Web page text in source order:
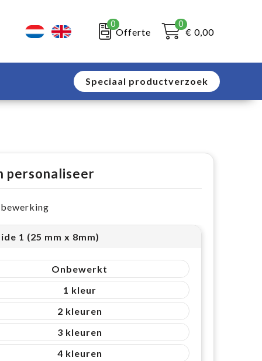
0
Offerte
0
€ 0,00
Speciaal productverzoek
personaliseer
1 (25 mm x 8mm)
Onbewerkt
1
2
3
4